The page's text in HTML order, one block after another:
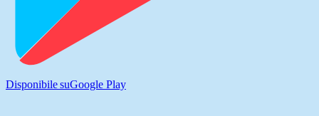
Disponibile suGoogle Play